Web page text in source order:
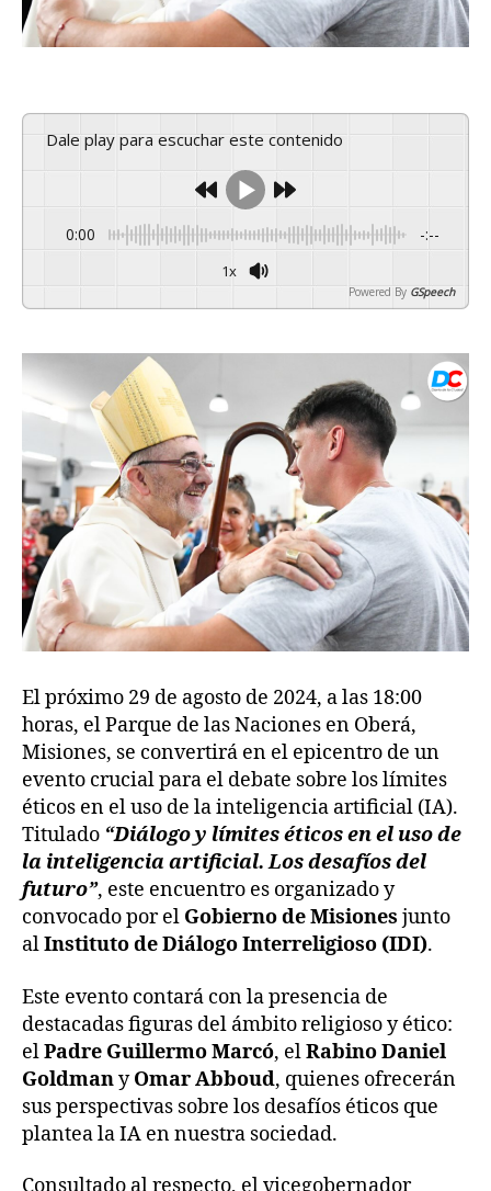
Dale play para escuchar este contenido
0:00 -:--
1x
Powered By GSpeech
El próximo 29 de agosto de 2024, a las 18:00
horas, el Parque de las Naciones en Oberá,
Misiones, se convertirá en el epicentro de un
evento crucial para el debate sobre los límites
éticos en el uso de la inteligencia artificial (IA).
Titulado “Diálogo y límites éticos en el uso de
la inteligencia artificial. Los desafíos del
futuro”, este encuentro es organizado y
convocado por el Gobierno de Misiones junto
alInstituto de Diálogo Interreligioso (IDI).
Este evento contará con la presencia de
destacadas figuras del ámbito religioso y ético:
elPadre Guillermo Marcó, elRabino Daniel
GoldmanyOmar Abboud, quienes ofrecerán
sus perspectivas sobre los desafíos éticos que
plantea la IA en nuestra sociedad.